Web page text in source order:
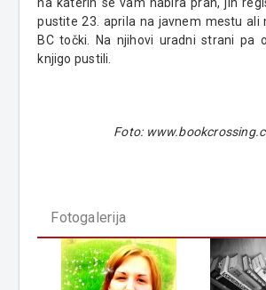
na katerih se vam nabira prah, jih
pustite 23. aprila na javnem mestu ali
BC točki. Na njihovi uradni strani pa
knjigo pustili.
Foto:
Fotogalerija